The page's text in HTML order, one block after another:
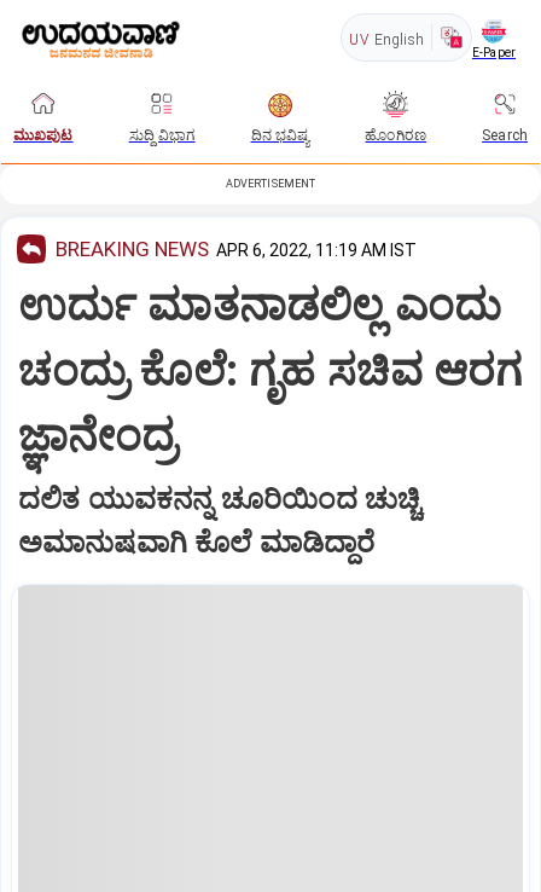
UV English
E-Paper
ಮುಖಪುಟ ಸುದ್ದಿ ವಿಭಾಗ ದಿನ ಭವಿಷ್ಯ ಹೊಂಗಿರಣ Search
ADVERTISEMENT
BREAKING NEWS APR 6, 2022, 11:19 AM IST
ಉರ್ದು‌ ಮಾತನಾಡಲಿಲ್ಲ ಎಂದು
ಚಂದ್ರು ಕೊಲೆ: ಗೃಹ ಸಚಿವ ಆರಗ
ಜ್ಞಾನೇಂದ್ರ
ದಲಿತ ಯುವಕನನ್ನ ಚೂರಿಯಿಂದ ಚುಚ್ಚಿ
ಅಮಾನುಷವಾಗಿ ಕೊಲೆ ಮಾಡಿದ್ದಾರೆ